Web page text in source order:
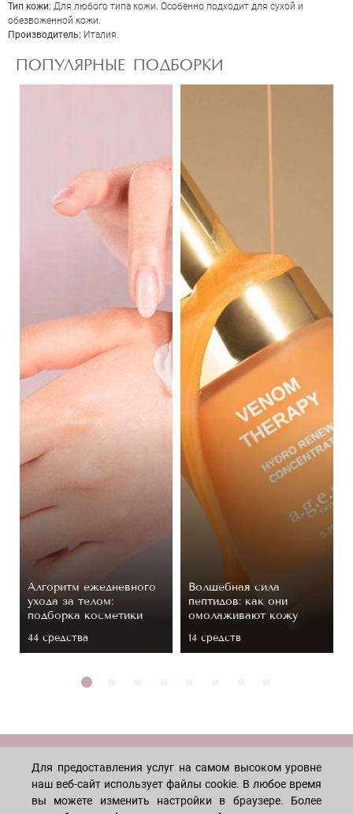
Отправить
Тип кожи: Для любого типа кожи. Особенно подходит для сухой и
обезвоженной кожи.
Производитель: Италия.
ПОПУЛЯРНЫЕ ПОДБОРКИ
Алгоритм ежедневного
ухода за телом:
подборка косметики
44 средствa
Волшебная сила
пептидов: как они
омолаживают кожу
14 средств
МАГАЗИН
Для предоставления услуг на самом высоком уровне
наш веб-сайт использует файлы cookie. В любое время
вы можете изменить настройки в браузере. Более